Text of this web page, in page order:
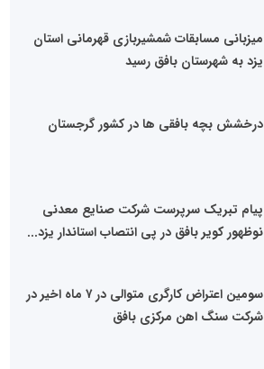
میزبانی مسابقات شمشیربازی قهرمانی استان
یزد به شهرستان بافق رسید
درخشش بچه بافقی ها در کشور گرجستان
پیام تبریک سرپرست شرکت صنایع معدنی
نوظهور کویر بافق در پی انتصاب استاندار یزد...
سومین اعتراض کارگری متوالی در ۷ ماه اخیر در
شرکت سنگ اهن مرکزی بافق